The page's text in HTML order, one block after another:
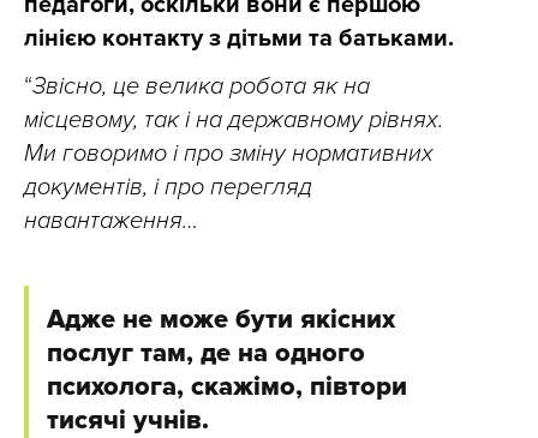
лінією контакту з дітьми та батьками.
“Звісно, це велика робота як на
місцевому, так і на державному рівнях.
Ми говоримо і про зміну нормативних
документів, і про перегляд
навантаження…
Адже не може бути якісних
послуг там, де на одного
психолога, скажімо, півтори
тисячі учнів.